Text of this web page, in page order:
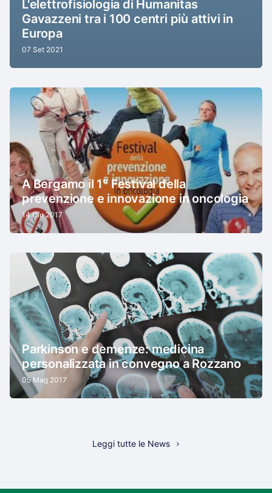
L'elettrofisiologia di Humanitas
Gavazzeni tra i 100 centri più attivi in
Europa
07 Set 2021
A Bergamo il 1° Festival della
prevenzione e innovazione in oncologia
14 Giu 2017
Parkinson e demenze: medicina
personalizzata in convegno a Rozzano
05 Mag 2017
Leggi tutte le News